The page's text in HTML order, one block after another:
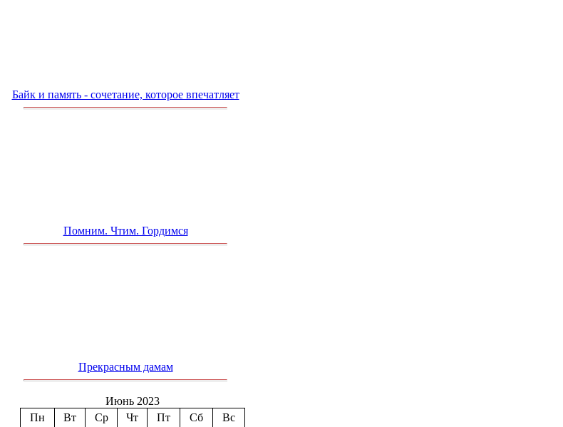
Байк и память - сочетание, которое впечатляет
Помним. Чтим. Гордимся
Прекрасным дамам
Июнь 2023
Пн
Вт Ср Чт Пт Сб
Вс